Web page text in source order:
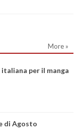
More »
per il manga
di Agosto